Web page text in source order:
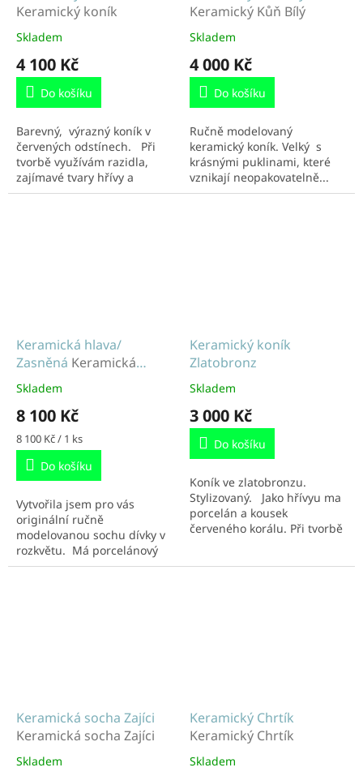
Keramický koník
Skladem
4 100 Kč
Do košíku
Barevný, výrazný koník v
červených odstínech. Při
tvorbě využívám razidla,
zajímavé tvary hřívy a
koňského ohonu. Určitě
Keramický Kůň Bílý
Skladem
4 000 Kč
Do košíku
Ručně modelovaný
keramický koník. Velký s
krásnými puklinami, které
vznikají neopakovatelně...
Vypálený technikou Raku v
Keramická hlava/
Zasněná Keramická
socha
Skladem
8 100 Kč
Měrná
cena:
8 100 Kč / 1 ks
Do košíku
Vytvořila jsem pro vás
originální ručně
modelovanou sochu dívky v
rozkvětu. Má porcelánový
květ ve vlasech. Glazury jsou
Keramický koník
Zlatobronz
Skladem
3 000 Kč
Do košíku
Koník ve zlatobronzu.
Stylizovaný. Jako hřívyu ma
porcelán a kousek
červeného korálu. Při tvorbě
Keramická socha Zajíci
Keramická socha Zajíci
Skladem
Keramický Chrtík
Keramický Chrtík
Skladem